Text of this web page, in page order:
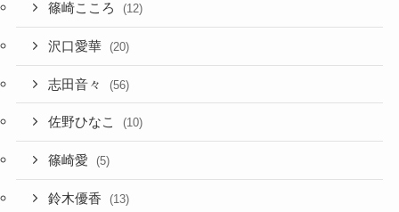
篠崎こころ (12)
沢口愛華 (20)
志田音々 (56)
佐野ひなこ (10)
篠崎愛 (5)
鈴木優香 (13)